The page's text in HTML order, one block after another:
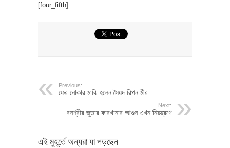
[four_fifth]
Previous:
ফের নৌকার মাঝি হলেন সৈয়দ রিপন মীর
Next:
বনশ্রীর জুতার কারখানার আগুন এখন নিয়ন্ত্রণে
এই মুহূর্তে অন্যরা যা পড়ছেন